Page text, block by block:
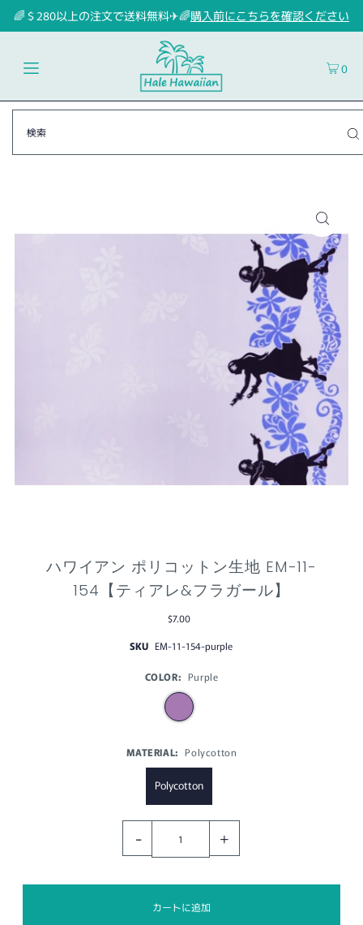
🌈＄280以上の注文で送料無料✈🌈購入前にこちらを確認ください
0
ハワイアン ポリコットン生地 EM-11-
154【ティアレ&フラガール】
$7.00
SKU EM-11-154-purple
COLOR: Purple
MATERIAL: Polycotton
Polycotton
- +